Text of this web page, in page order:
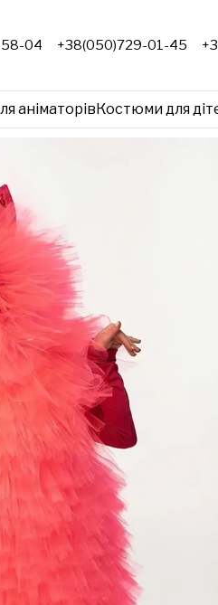
58-04 +38(050)729-01-45
аніматорівКостюми для